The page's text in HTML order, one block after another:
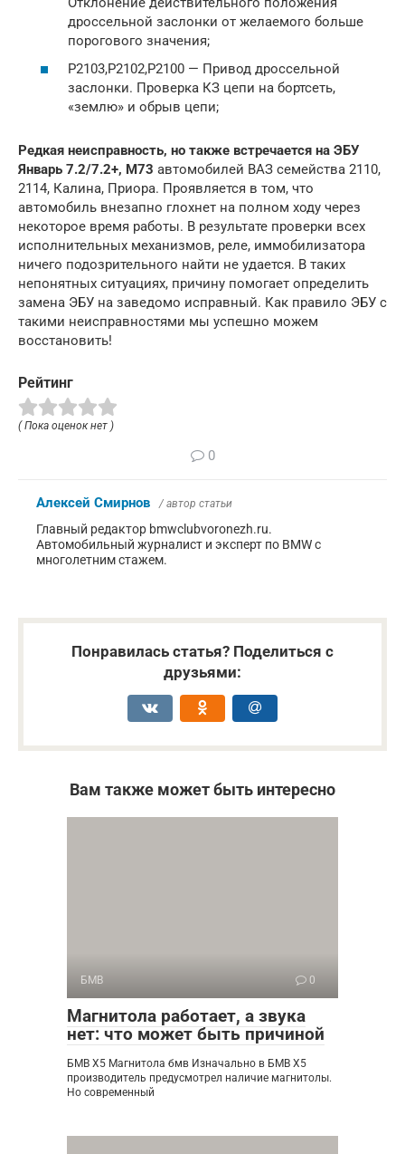
дроссельной заслонки от желаемого больше
порогового значения;
P2103,P2102,P2100 — Привод дроссельной
заслонки. Проверка КЗ цепи на бортсеть,
«землю» и обрыв цепи;
Редкая неисправность, но также встречается на ЭБУ
Январь 7.2/7.2+, M73 автомобилей ВАЗ семейства 2110,
2114, Калина, Приора. Проявляется в том, что
автомобиль внезапно глохнет на полном ходу через
некоторое время работы. В результате проверки всех
исполнительных механизмов, реле, иммобилизатора
ничего подозрительного найти не удается. В таких
непонятных ситуациях, причину помогает определить
замена ЭБУ на заведомо исправный. Как правило ЭБУ с
такими неисправностями мы успешно можем
восстановить!
Рейтинг
( Пока оценок нет )
0
Алексей Смирнов / автор статьи
Главный редактор bmwclubvoronezh.ru.
Автомобильный журналист и эксперт по BMW с
многолетним стажем.
Понравилась статья? Поделиться с
друзьями:
Вам также может быть интересно
БМВ 0
Магнитола работает, а звука
нет: что может быть причиной
БМВ Х5 Магнитола бмв Изначально в БМВ Х5
производитель предусмотрел наличие магнитолы.
Но современный